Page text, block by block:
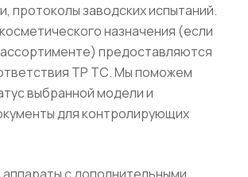
протоколы заводских испытаний.
назначения (если
предоставляются
ТР ТС. Мы поможем
выбранной модели и
для контролирующих